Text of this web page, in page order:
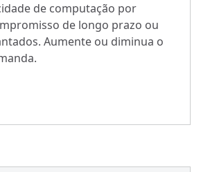
de computação por
de longo prazo ou
Aumente ou diminua o